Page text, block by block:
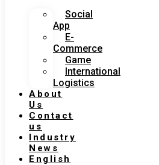
Social
App
E-
Commerce
Game
International
Logistics
About
Us
Contact
us
Industry
News
English